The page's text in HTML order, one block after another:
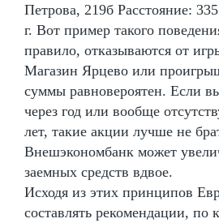
Петрова, 219б Расстояние:
г. Вот пример такого
правило, отказываются от
Магазин Ярцево или
суммы равновероятен. Если
через год или вообще
лет, такие акции лучше не
Внешэкономбанк может
заемных средств вдвое.
Исходя из этих принципов
составлять рекомендации, по